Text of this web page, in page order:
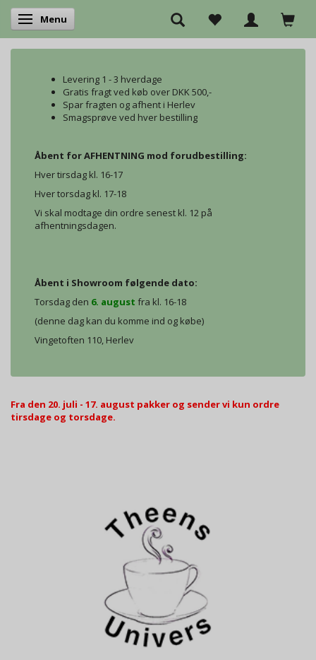
Skifte navigation
Menu
Levering 1 - 3 hverdage
Gratis fragt ved køb over DKK 500,-
Spar fragten og afhent i Herlev
Smagsprøve ved hver bestilling
Åbent for AFHENTNING mod forudbestilling:
Hver tirsdag kl. 16-17
Hver torsdag kl. 17-18
Vi skal modtage din ordre senest kl. 12 på
afhentningsdagen.
Åbent i Showroom følgende dato:
Torsdag den 6. august fra kl. 16-18
(denne dag kan du komme ind og købe)
Vingetoften 110, Herlev
Fra den 20. juli - 17. august pakker og sender vi kun ordre
tirsdage og torsdage.